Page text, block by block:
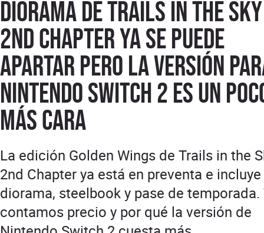
diorama de Trails in the Sky
2nd Chapter ya se puede
apartar pero la versión
Nintendo Switch 2 es un
más cara
La edición Golden Wings de Trails in the
2nd Chapter ya está en preventa e incluye
diorama, steelbook y pase de temporada.
contamos precio y por qué la versión de